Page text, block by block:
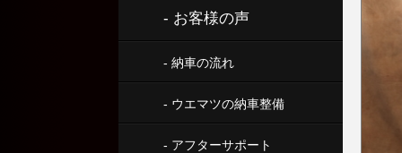
- お客様の声
- 納車の流れ
- ウエマツの納車整備
- アフターサポート